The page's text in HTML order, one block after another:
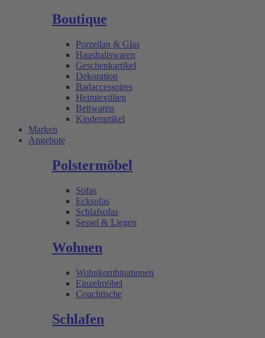
Boutique
Porzellan & Glas
Haushaltswaren
Geschenkartikel
Dekoration
Badaccessoires
Heimtextilien
Bettwaren
Kinderartikel
Marken
Angebote
Polstermöbel
Sofas
Ecksofas
Schlafsofas
Sessel & Liegen
Wohnen
Wohnkombinationen
Einzelmöbel
Couchtische
Schlafen